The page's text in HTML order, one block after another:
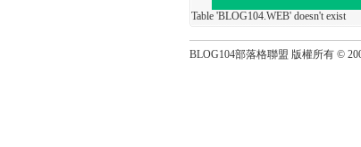
Table 'BLOG104.WEB' doesn't exist
BLOG104部落格聯盟 版權所有 ©